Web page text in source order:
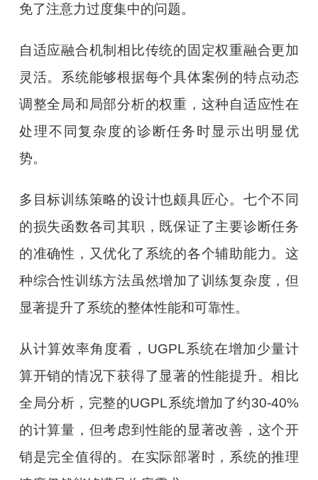
免了注意力过度集中的问题。
自适应融合机制相比传统的固定权重融合更加
灵活。系统能够根据每个具体案例的特点动态
调整全局和局部分析的权重，这种自适应性在
处理不同复杂度的诊断任务时显示出明显优
势。
多目标训练策略的设计也颇具匠心。七个不同
的损失函数各司其职，既保证了主要诊断任务
的准确性，又优化了系统的各个辅助能力。这
种综合性训练方法虽然增加了训练复杂度，但
显著提升了系统的整体性能和可靠性。
从计算效率角度看，UGPL系统在增加少量计
算开销的情况下获得了显著的性能提升。相比
全局分析，完整的UGPL系统增加了约30-40%
的计算量，但考虑到性能的显著改善，这个开
销是完全值得的。在实际部署时，系统的推理